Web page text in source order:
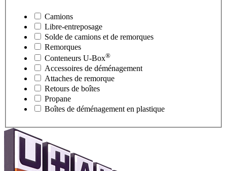
Camions
Libre-entreposage
Solde de camions et de remorques
Remorques
Conteneurs U-Box®
Accessoires de déménagement
Attaches de remorque
Retours de boîtes
Propane
Boîtes de déménagement en plastique